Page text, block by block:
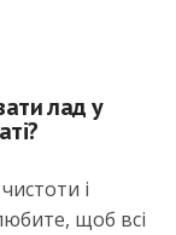
лад у
і
щоб всі